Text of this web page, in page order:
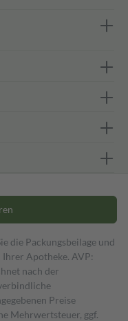
die Packungsbeilage und
Apotheke. AVP:
nach der
Preise
Mehrwertsteuer, ggf.